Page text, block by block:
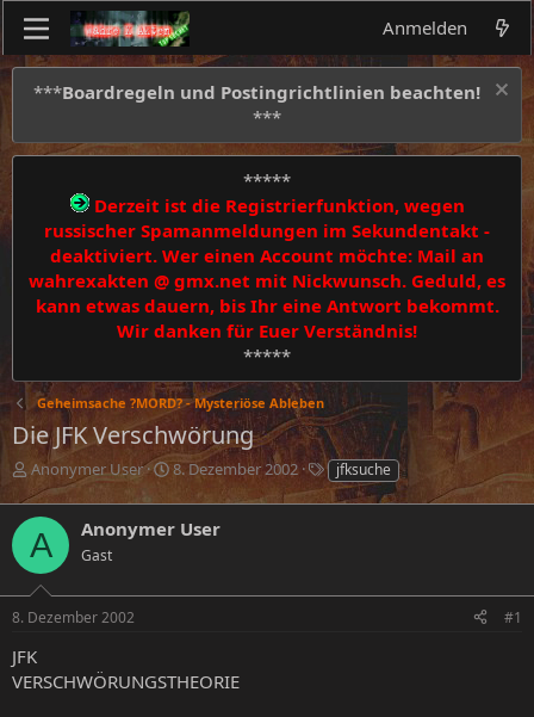
Anmelden
***Boardregeln und Postingrichtlinien beachten!
***
*****
Derzeit ist die Registrierfunktion, wegen
russischer Spamanmeldungen im Sekundentakt -
deaktiviert. Wer einen Account möchte: Mail an
wahrexakten @ gmx.net mit Nickwunsch. Geduld, es
kann etwas dauern, bis Ihr eine Antwort bekommt.
Wir danken für Euer Verständnis!
*****
Geheimsache ?MORD? - Mysteriöse Ableben
Die JFK Verschwörung
E
s
e
l
l
e
Anonymer User
E
s
t
l
8. Dezember 2002
S
c
h
w
jfksuche
A Anonymer User
Gast
8. Dezember 2002 #1
JFK
VERSCHWÖRUNGSTHEORIE